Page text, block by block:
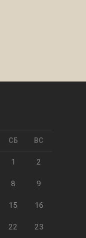
СБ ВС
1 2
8 9
15 16
22 23